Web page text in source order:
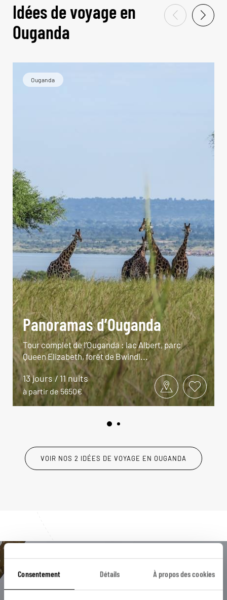
Consentement Détails À propos des cookies
Idées de voyage en
Ouganda
Ouganda
Panoramas d’Ouganda
Tour complet de l’Ouganda : lac Albert, parc
Queen Elizabeth, forêt de Bwindi...
13 jours / 11 nuits
à partir de 5650€
VOIR NOS 2 IDÉES DE VOYAGE EN OUGANDA
Luciole,
l'appli qui vous guide en